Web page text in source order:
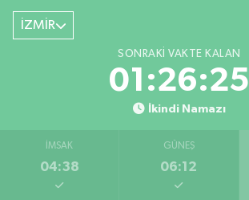
İZMİR
SONRAKI VAKTE KALAN
01:26:24
İkindi Namazı
İMSAK
04:38
GÜNEŞ
06:12